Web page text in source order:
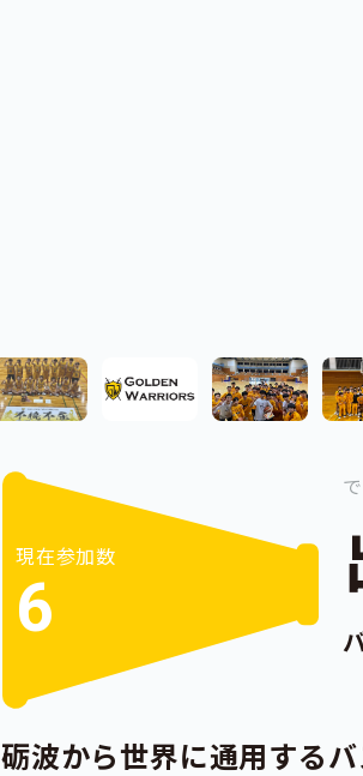
現在参加数
6
砺波から世界に通用する